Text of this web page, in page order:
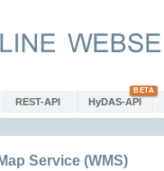
REST-API HyDAS-API
Service (WMS)